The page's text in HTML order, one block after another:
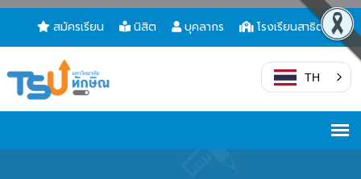
สมัครเรียน นิสิต บุคลากร โรงเรียนสาธิต
TH